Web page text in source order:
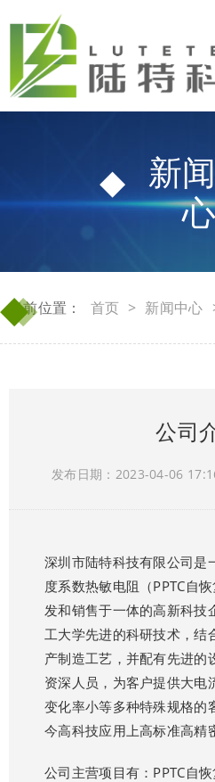
新
◆
◆
当前位置： 首页 > 新闻中心
公司
发布日期：2023-04-06
深圳市陆特科技有限公司是
度系数热敏电阻（PPTC自
发和销售于一体的高新科技
工大学先进的科研技术，结
产制造工艺，并配有先进的
资深人员，为客户提供大电
变化率小等多种特殊规格的
今高科技应用上高标准高精
公司主营项目有：PPTC自